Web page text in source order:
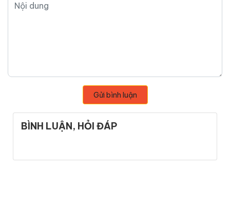
Gửi bình luận
BÌNH LUẬN, HỎI ĐÁP